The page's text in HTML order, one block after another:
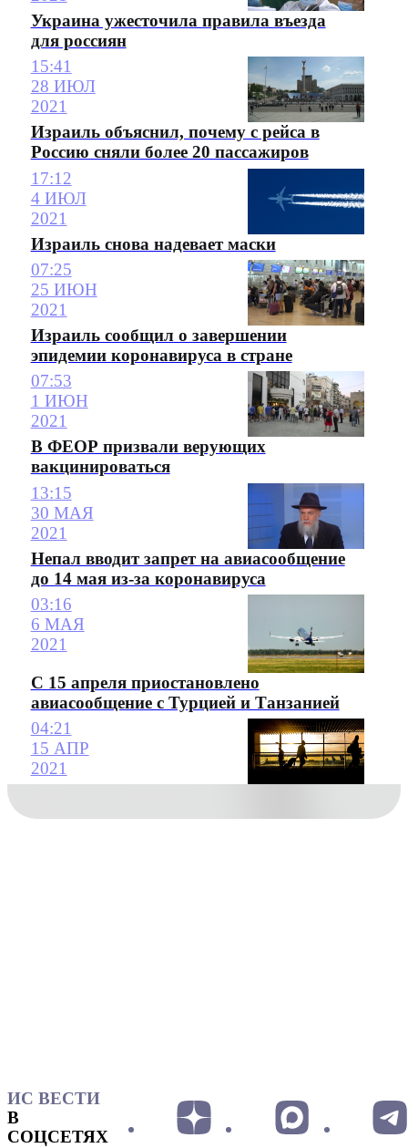
Украина ужесточила правила въезда
для россиян
15:41
28 ИЮЛ
2021
Израиль объяснил, почему с рейса в
Россию сняли более 20 пассажиров
17:12
4 ИЮЛ
2021
Израиль снова надевает маски
07:25
25 ИЮН
2021
Израиль сообщил о завершении
эпидемии коронавируса в стране
07:53
1 ИЮН
2021
В ФЕОР призвали верующих
вакцинироваться
13:15
30 МАЯ
2021
Непал вводит запрет на авиасообщение
до 14 мая из-за коронавируса
03:16
6 МАЯ
2021
С 15 апреля приостановлено
авиасообщение с Турцией и Танзанией
04:21
15 АПР
2021
ИС ВЕСТИ
В
СОЦСЕТЯХ